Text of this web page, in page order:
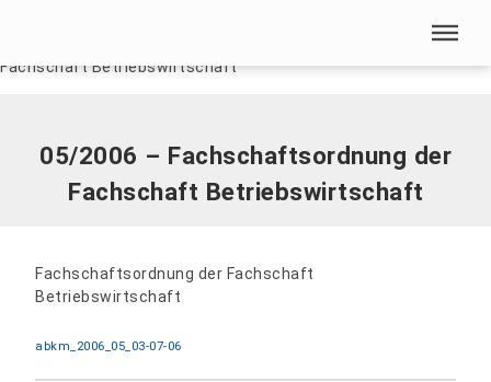
Menü überspringen
Fachschaft Betriebswirtschaft
05/2006 – Fachschaftsordnung der
Fachschaft Betriebswirtschaft
Fachschaftsordnung der Fachschaft
Betriebswirtschaft
abkm_2006_05_03-07-06